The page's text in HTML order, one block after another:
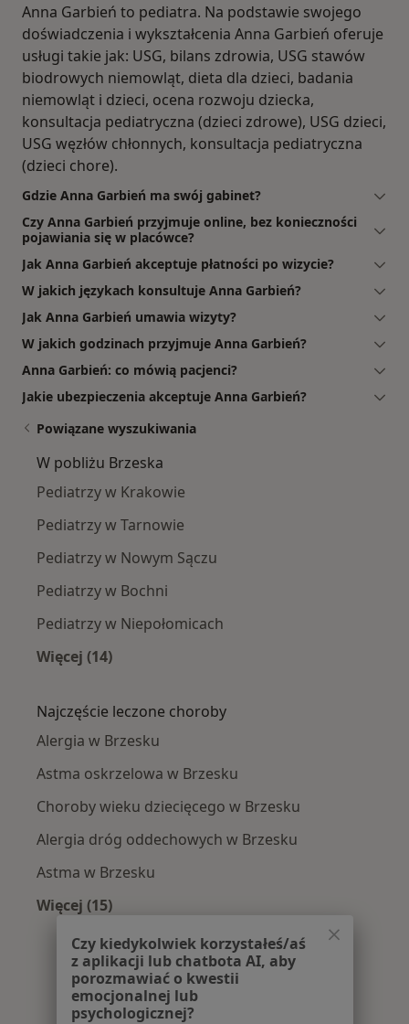
Anna Garbień to pediatra. Na podstawie swojego
doświadczenia i wykształcenia Anna Garbień oferuje
usługi takie jak: USG, bilans zdrowia, USG stawów
biodrowych niemowląt, dieta dla dzieci, badania
niemowląt i dzieci, ocena rozwoju dziecka,
konsultacja pediatryczna (dzieci zdrowe), USG dzieci,
USG węzłów chłonnych, konsultacja pediatryczna
(dzieci chore).
Gdzie Anna Garbień ma swój gabinet?
Czy Anna Garbień przyjmuje online, bez konieczności
pojawiania się w placówce?
Jak Anna Garbień akceptuje płatności po wizycie?
W jakich językach konsultuje Anna Garbień?
Jak Anna Garbień umawia wizyty?
W jakich godzinach przyjmuje Anna Garbień?
Anna Garbień: co mówią pacjenci?
Jakie ubezpieczenia akceptuje Anna Garbień?
Powiązane wyszukiwania
W pobliżu Brzeska
Pediatrzy w Krakowie
Pediatrzy w Tarnowie
Pediatrzy w Nowym Sączu
Pediatrzy w Bochni
Pediatrzy w Niepołomicach
Więcej (14)
Najczęście leczone choroby
Alergia w Brzesku
Astma oskrzelowa w Brzesku
Choroby wieku dziecięcego w Brzesku
Alergia dróg oddechowych w Brzesku
Astma w Brzesku
Więcej (15)
Więcej w kategorii: Najczęście leczone
Czy kiedykolwiek korzystałeś/aś
z aplikacji lub chatbota AI, aby
porozmawiać o kwestii
emocjonalnej lub
psychologicznej?